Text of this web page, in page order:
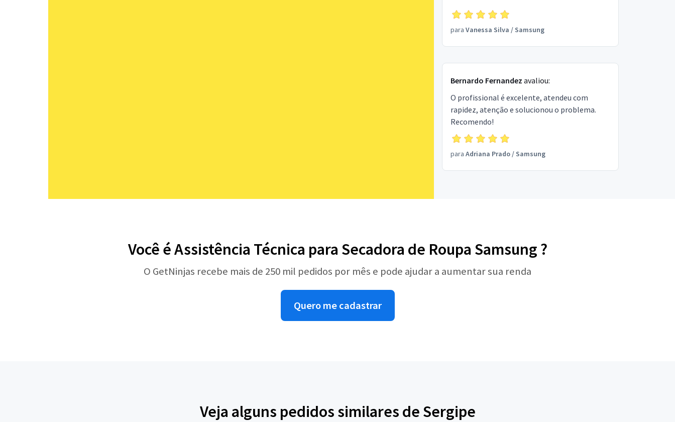
para Vanessa Silva /Samsung
Bernardo Fernandez avaliou:
O profissional é excelente, atendeu com
rapidez, atenção e solucionou o problema.
Recomendo!
para Adriana Prado/Samsung
Você é Assistência Técnica para Secadora de Roupa Samsung ?
O GetNinjas recebe mais de 250 mil pedidos por mês e pode ajudar a aumentar sua renda
Quero me cadastrar
Veja alguns pedidos similares de Sergipe